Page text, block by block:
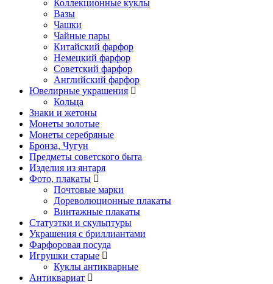
Коллекционные куклы
Вазы
Чашки
Чайные пары
Китайский фарфор
Немецкий фарфор
Советский фарфор
Английский фарфор
Ювелирные украшения
Кольца
Знаки и жетоны
Монеты золотые
Монеты серебряные
Бронза, Чугун
Предметы советского быта
Изделия из янтаря
Фото, плакаты
Почтовые марки
Дореволюционные плакаты
Винтажные плакаты
Статуэтки и скульптуры
Украшения с бриллиантами
Фарфоровая посуда
Игрушки старые
Куклы антикварные
Антиквариат